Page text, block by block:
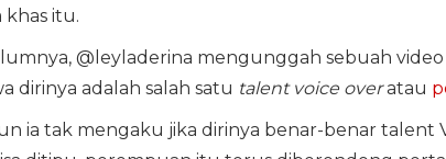
khas itu.
@leyladerina mengunggah sebuah
dirinya adalah salah satu talent voice overatau
ia tak mengaku jika dirinya benar-benar talent